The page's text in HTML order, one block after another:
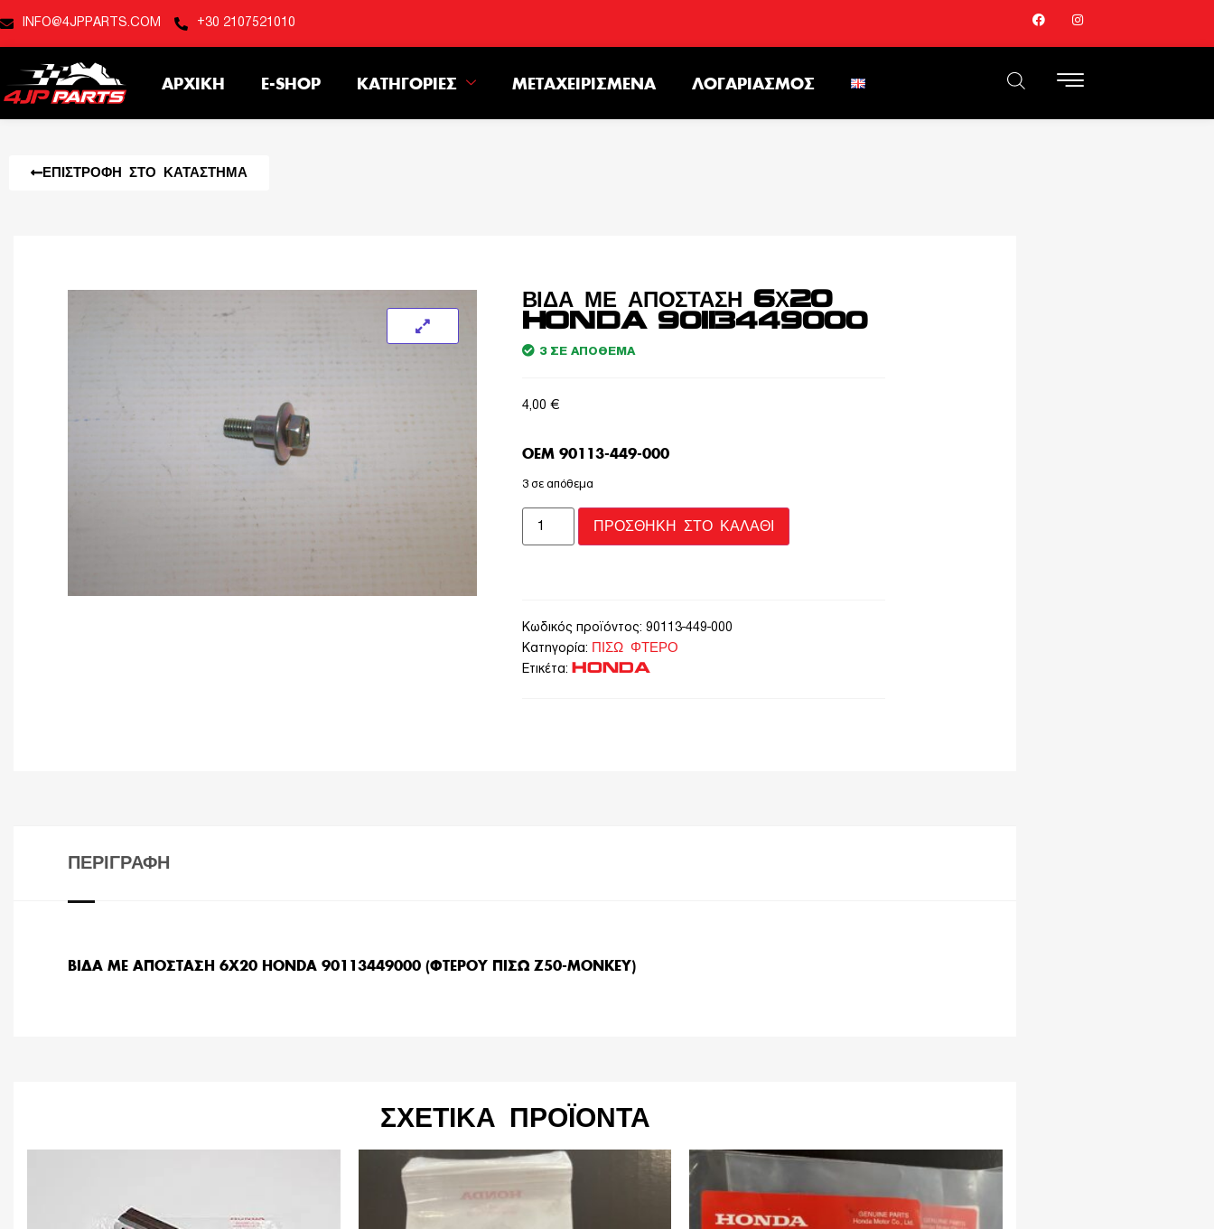
INFO@4JPPARTS.COM +30 2107521010
ΑΡΧΙΚΉ E-SHOP ΚΑΤΗΓΟΡΊΕΣ ΜΕΤΑΧΕΙΡΙΣΜΈΝΑ ΛΟΓΑΡΙΑΣΜΌΣ
ΕΠΙΣΤΡΟΦΉ ΣΤΟ ΚΑΤΆΣΤΗΜΑ
ΒΙΔΑ ΜΕ ΑΠΟΣΤΑΣΗ 6Χ20
HONDA 90113449000
3 ΣΕ ΑΠΌΘΕΜΑ
4,00 €
OEM 90113-449-000
3 σε απόθεμα
ΠΡΟΣΘΉΚΗ ΣΤΟ ΚΑΛΆΘΙ
Κωδικός προϊόντος: 90113-449-000
Κατηγορία:
ΠΙΣΩ ΦΤΕΡΟ
Ετικέτα: HONDA
ΠΕΡΙΓΡΑΦΉ
ΒΙΔΑ ΜΕ ΑΠΟΣΤΑΣΗ 6Χ20 HONDA 90113449000 (ΦΤΕΡΟΥ ΠΙΣΩ Ζ50-MONKEY)
ΣΧΕΤΙΚΆ ΠΡΟΪΌΝΤΑ